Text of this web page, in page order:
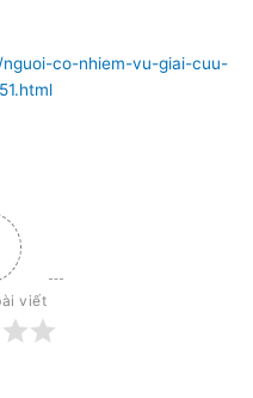
co-nhiem-vu-giai-cuu-
viết